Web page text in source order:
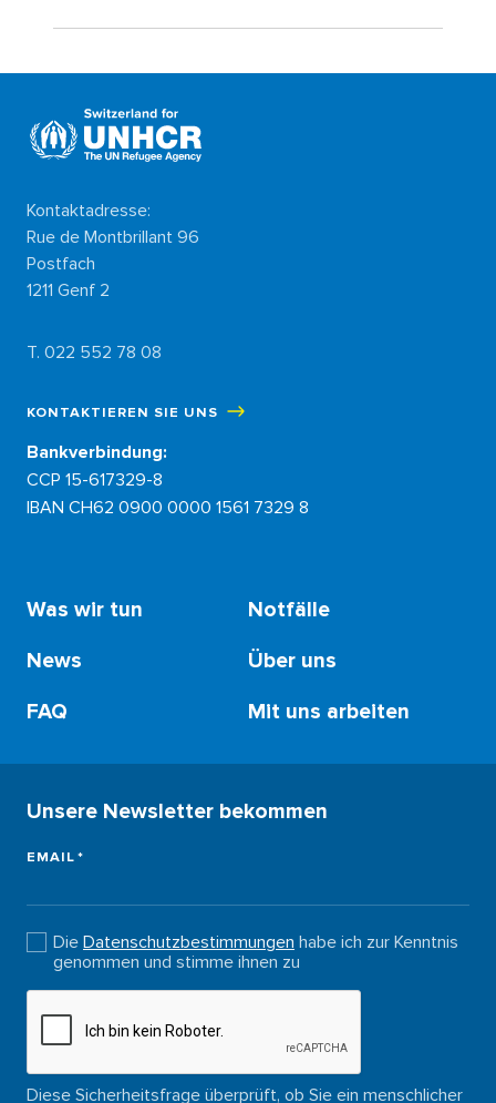
Kontaktadresse:
Rue de Montbrillant 96
Postfach
1211 Genf 2
T. 022 552 78 08
KONTAKTIEREN SIE UNS
Bankverbindung:
CCP 15-617329-8
IBAN CH62 0900 0000 1561 7329 8
Was wir tun
Notfälle
News
Über uns
FAQ
Mit uns arbeiten
Unsere Newsletter bekommen
EMAIL
Die Datenschutzbestimmungen habe ich zur Kenntnis
genommen und stimme ihnen zu
Diese Sicherheitsfrage überprüft, ob Sie ein menschlicher